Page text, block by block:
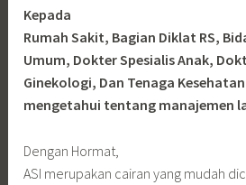
Kepada
Rumah Sakit, Bagian Diklat RS,
Umum, Dokter Spesialis Anak,
Ginekologi, Dan Tenaga
mengetahui tentang manajemen
Dengan Hormat,
ASI merupakan cairan yang mudah